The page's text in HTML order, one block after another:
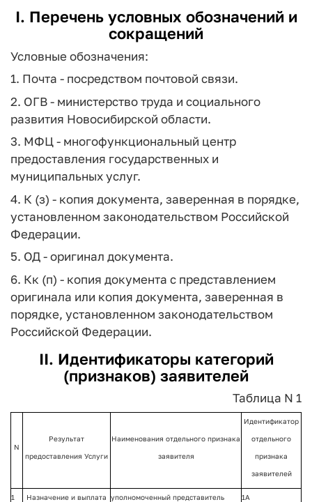
I. Перечень условных обозначений и
сокращений
Условные обозначения:
1. Почта - посредством почтовой связи.
2. ОГВ - министерство труда и социального
развития Новосибирской области.
3. МФЦ - многофункциональный центр
предоставления государственных и
муниципальных услуг.
4. К (з) - копия документа, заверенная в порядке,
установленном законодательством Российской
Федерации.
5. ОД - оригинал документа.
6. Кк (п) - копия документа с представлением
оригинала или копия документа, заверенная в
порядке, установленном законодательством
Российской Федерации.
II. Идентификаторы категорий
(признаков) заявителей
Таблица N 1
N
Результат
предоставления Услуги
Наименования отдельного признака
заявителя
Идентификатор
отдельного
признака
заявителей
1 Назначение и выплата уполномоченный представитель 1А